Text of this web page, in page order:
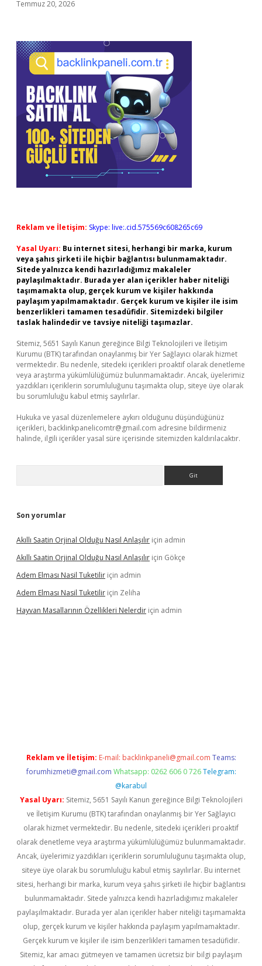
Temmuz 20, 2026
Reklam ve İletişim: Skype: live:.cid.575569c608265c69
Yasal Uyarı: Bu internet sitesi, herhangi bir marka, kurum
veya şahıs şirketi ile hiçbir bağlantısı bulunmamaktadır.
Sitede yalnızca kendi hazırladığımız makaleler
paylaşılmaktadır. Burada yer alan içerikler haber niteliği
taşımamakta olup, gerçek kurum ve kişiler hakkında
paylaşım yapılmamaktadır. Gerçek kurum ve kişiler ile isim
benzerlikleri tamamen tesadüfidir. Sitemizdeki bilgiler
taslak halindedir ve tavsiye niteliği taşımazlar.
Sitemiz, 5651 Sayılı Kanun gereğince Bilgi Teknolojileri ve İletişim
Kurumu (BTK) tarafından onaylanmış bir Yer Sağlayıcı olarak hizmet
vermektedir. Bu nedenle, sitedeki içerikleri proaktif olarak denetleme
veya araştırma yükümlülüğümüz bulunmamaktadır. Ancak, üyelerimiz
yazdıkları içeriklerin sorumluluğunu taşımakta olup, siteye üye olarak
bu sorumluluğu kabul etmiş sayılırlar.
Hukuka ve yasal düzenlemelere aykırı olduğunu düşündüğünüz
içerikleri, backlinkpanelicomtr@gmail.com adresine bildirmeniz
halinde, ilgili içerikler yasal süre içerisinde sitemizden kaldırılacaktır.
Son yorumlar
Akıllı Saatin Orjinal Olduğu Nasıl Anlaşılır için admin
Akıllı Saatin Orjinal Olduğu Nasıl Anlaşılır için Gökçe
Adem Elması Nasil Tuketilir için admin
Adem Elması Nasil Tuketilir için Zeliha
Hayvan Masallarının Özellikleri Nelerdir için admin
Reklam ve İletişim: E-mail: backlinkpaneli@gmail.com Teams:
forumhizmeti@gmail.com Whatsapp: 0262 606 0 726 Telegram:
@karabul
Yasal Uyarı: Sitemiz, 5651 Sayılı Kanun gereğince Bilgi Teknolojileri
ve İletişim Kurumu (BTK) tarafından onaylanmış bir Yer Sağlayıcı
olarak hizmet vermektedir. Bu nedenle, sitedeki içerikleri proaktif
olarak denetleme veya araştırma yükümlülüğümüz bulunmamaktadır.
Ancak, üyelerimiz yazdıkları içeriklerin sorumluluğunu taşımakta olup,
siteye üye olarak bu sorumluluğu kabul etmiş sayılırlar. Bu internet
sitesi, herhangi bir marka, kurum veya şahıs şirketi ile hiçbir bağlantısı
bulunmamaktadır. Sitede yalnızca kendi hazırladığımız makaleler
paylaşılmaktadır. Burada yer alan içerikler haber niteliği taşımamakta
olup, gerçek kurum ve kişiler hakkında paylaşım yapılmamaktadır.
Gerçek kurum ve kişiler ile isim benzerlikleri tamamen tesadüfidir.
Sitemiz, kar amacı gütmeyen ve tamamen ücretsiz bir bilgi paylaşım